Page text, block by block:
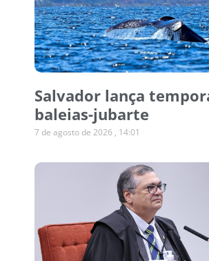
Salvador lança
baleias-jubarte
7 de agosto de 2026 14:01